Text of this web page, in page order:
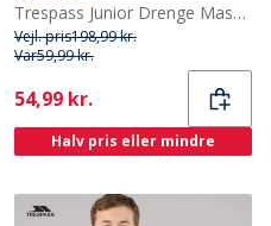
Trespass Junior Drenge Masonville 1/2 Lynlås Mikro Fleece Sort
Vejl. pris198,99 kr.
Var59,99 kr.
Current
54,99 kr.
Halv pris eller mindre